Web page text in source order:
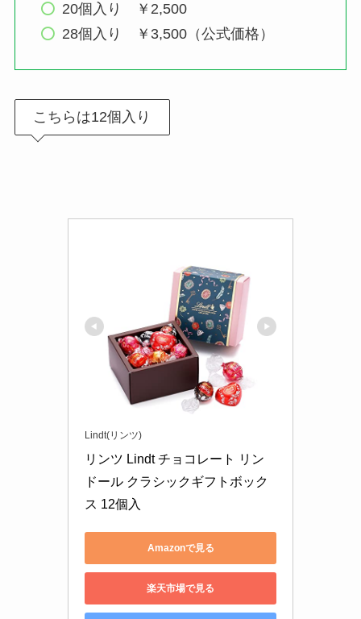
20個入り ￥2,500
28個入り ￥3,500（公式価格）
こちらは12個入り
Lindt(リンツ)
リンツ Lindt チョコレート リン
ドール クラシックギフトボック
ス 12個入
Amazonで見る
楽天市場で見る